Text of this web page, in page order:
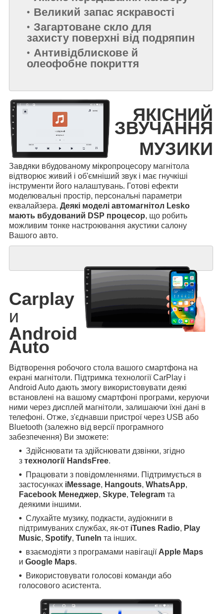
Великий запас яскравості
Загартоване скло для
захисту поверхні від подряпин
Антивідблискове й
олеофобне покриття
ЯКІСНИЙ
ЗВУЧАННЯ
МУЗИКИ
Завдяки вбудованому мікропроцесору магнітола
відтворює живий і об'ємніший звук і має гнучкіші
інструменти його налаштувань. Готові ефекти
моделювальні простір, персональні параметри
еквалайзера. Деякі моделі автомагнітол Lesko
мають вбудований DSP процесор, що робить
можливим тонке настроювання акустики салону
Вашого авто.
Carplay
и
Android
Auto
Відтворення робочого стола вашого смартфона на
екрані магнітоли. Підтримка технології CarPlay і
Android Auto дають змогу використовувати деякі
встановлені на вашому смартфоні програми, керуючи
ними через дисплей магнітоли, залишаючи їхні дані в
телефоні. Отже, з'єднавши пристрої через USB або
Bluetooth (залежно від версії програмного
забезпечення) Ви зможете:
Здійснювати та здійснювати дзвінки, згідно
з технології HandsFree.
Працювати з повідомленнями. Підтримується в
застосунках iMessage, Hangouts, WhatsApp,
Facebook Менеджер, Skype, Telegram та
деякими іншими.
Слухайте музику, подкасти, аудіокниги в
підтримуваних службах, як-от iTunes Radio, Play
Music, Spotify, TuneIn та інших.
взаємодіяти з програмами навігаціїApple Maps
и Google Maps.
Використовувати голосові команди або
голосового асистента.